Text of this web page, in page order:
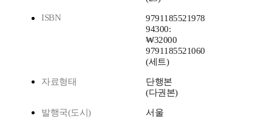
ISBN
9791185521978
94300:
₩32000
9791185521060
(세트)
자료형태
단행본
(다권본)
발행국(도시) 서울